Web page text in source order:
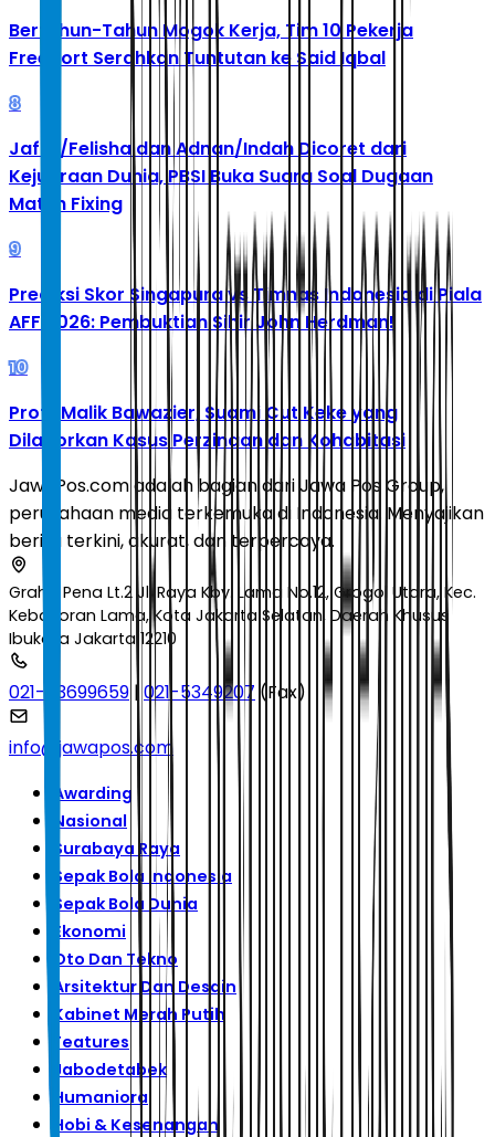
Bertahun-Tahun Mogok Kerja, Tim 10 Pekerja
Freeport Serahkan Tuntutan ke Said Iqbal
8
Jafar/Felisha dan Adnan/Indah Dicoret dari
Kejuaraan Dunia, PBSI Buka Suara Soal Dugaan
Match Fixing
9
Prediksi Skor Singapura vs Timnas Indonesia di Piala
AFF 2026: Pembuktian Sihir John Herdman!
10
Profil Malik Bawazier, Suami Cut Keke yang
Dilaporkan Kasus Perzinaan dan Kohabitasi
JawaPos.com adalah bagian dari Jawa Pos Group,
perusahaan media terkemuka di Indonesia. Menyajikan
berita terkini, akurat, dan terpercaya.
Graha Pena Lt.2 Jl. Raya Kby. Lama No.12, Grogol Utara, Kec.
Kebayoran Lama, Kota Jakarta Selatan, Daerah Khusus
Ibukota Jakarta 12210
021-53699659 |021-5349207 (Fax)
info@jawapos.com
Awarding
Nasional
Surabaya Raya
Sepak Bola Indonesia
Sepak Bola Dunia
Ekonomi
Oto Dan Tekno
Arsitektur Dan Desain
Kabinet Merah Putih
Features
Jabodetabek
Humaniora
Hobi & Kesenangan